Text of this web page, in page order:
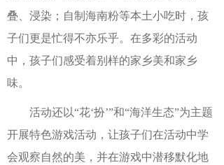
叠、浸染；自制海南粉等本土小吃时，孩
子们更是忙得不亦乐乎。在多彩的活动
中，孩子们感受着别样的家乡美和家乡
味。
活动还以“花‘扮’”和“海洋生态”为主题
开展特色游戏活动，让孩子们在活动中学
会观察自然的美，并在游戏中潜移默化地